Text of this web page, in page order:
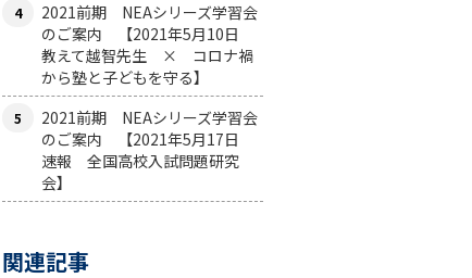
2021前期 NEAシリーズ学習会
のご案内 【2021年5月10日
教えて越智先生 × コロナ禍
から塾と子どもを守る】
2021前期 NEAシリーズ学習会
のご案内 【2021年5月17日
速報 全国高校入試問題研究
会】
関連記事